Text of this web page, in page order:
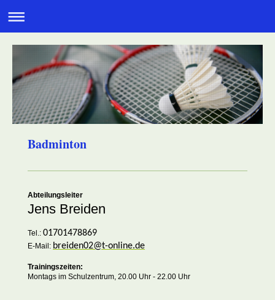
Badminton
Abteilungsleiter
Jens Breiden
Tel.: 01701478869
E-Mail: breiden02@t-online.de
Trainingszeiten:
Montags im Schulzentrum, 20.00 Uhr - 22.00 Uhr